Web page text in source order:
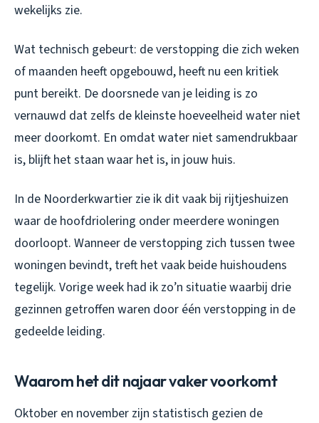
wekelijks zie.
Wat technisch gebeurt: de verstopping die zich weken
of maanden heeft opgebouwd, heeft nu een kritiek
punt bereikt. De doorsnede van je leiding is zo
vernauwd dat zelfs de kleinste hoeveelheid water niet
meer doorkomt. En omdat water niet samendrukbaar
is, blijft het staan waar het is, in jouw huis.
In de Noorderkwartier zie ik dit vaak bij rijtjeshuizen
waar de hoofdriolering onder meerdere woningen
doorloopt. Wanneer de verstopping zich tussen twee
woningen bevindt, treft het vaak beide huishoudens
tegelijk. Vorige week had ik zo’n situatie waarbij drie
gezinnen getroffen waren door één verstopping in de
gedeelde leiding.
Waarom het dit najaar vaker voorkomt
Oktober en november zijn statistisch gezien de